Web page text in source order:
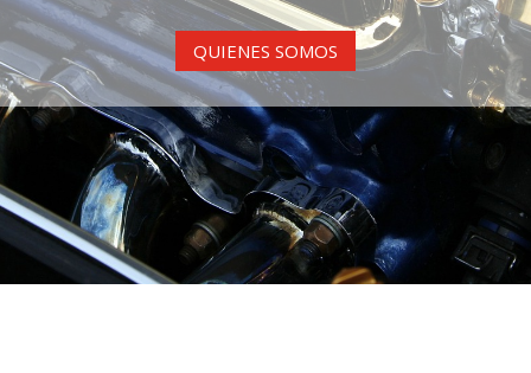
QUIENES SOMOS